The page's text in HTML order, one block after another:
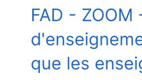
FAD -
que les